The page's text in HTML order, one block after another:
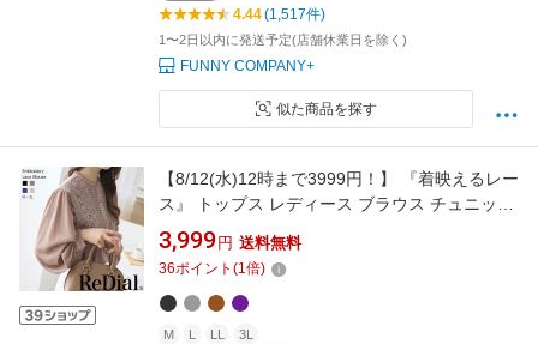
4.44(1,517件)
1〜2日以内に発送予定(店舗休業日を除く)
FUNNY COMPANY+
似た商品を探す
【8/12(水)12時まで3999円！】 『着映えるレー
ス』 トップス レディース ブラウス チュニック
トレンド 30代 40代 50代 春 夏 夏服 春服 人気
カジュアル オフィス 長袖 レース 大きいサイズ
ゆったり 袖 ボリューム きれいめ フェミニン 白
黒 丈 2026春 送料無料 ra58566
3,999 円 送料無料
36ポイント (1倍)
M L LL 3L